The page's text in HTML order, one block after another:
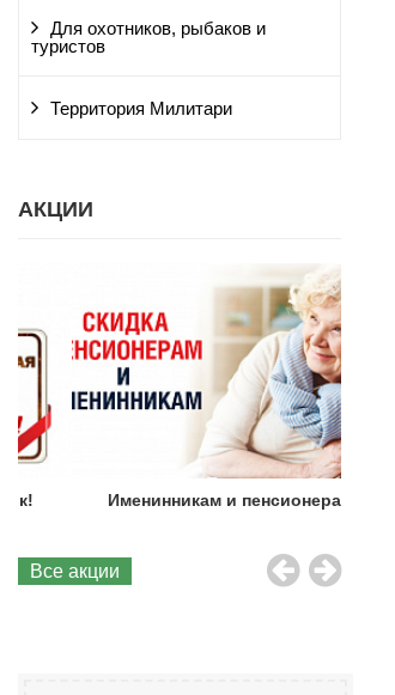
Для охотников, рыбаков и
туристов
Территория Милитари
АКЦИИ
Именинникам и пенсионерам!
Все акции